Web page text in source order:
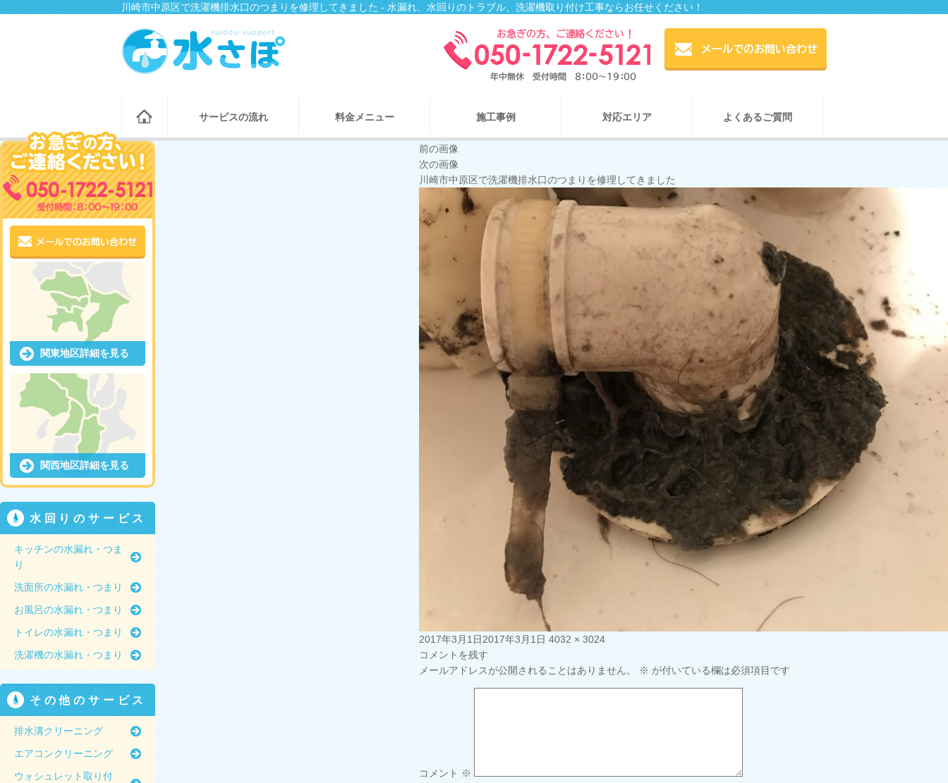
川崎市中原区で洗濯機排水口のつまりを修理してきました - 水漏れ、水回りのトラブル、洗濯機取り付け工事ならお任せください！
サービスの流れ 料金メニュー 施工事例 対応エリア よくあるご質問
前の画像
次の画像
川崎市中原区で洗濯機排水口のつまりを修理してきました
投
稿
日:
2017年3月1日2017年3月1日 フ
サ
4032 × 3024
コメントを残す
メールアドレスが公開されることはありません。
※ が付いている欄は必須項目です
コメント ※
関東地区詳細を見る
関西地区詳細を見る
水回りのサービス
キッチンの水漏れ・つま
り
洗面所の水漏れ・つまり
お風呂の水漏れ・つまり
トイレの水漏れ・つまり
洗濯機の水漏れ・つまり
その他のサービス
排水溝クリーニング
エアコンクリーニング
ウォシュレット取り付